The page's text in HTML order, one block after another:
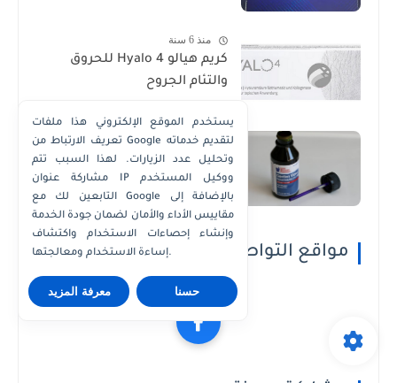
منذ 6 سنة
كريم هيالو 4 Hyalo للحروق
والتئام الجروح
منذ 6 سنة
استخدامات الجنتيانا الزرقاء
(Gentian Violet)
مواقع التواصل الاجتماعي
يستخدم الموقع الإلكتروني هذا ملفات
تعريف الارتباط من Google لتقديم خدماته
وتحليل عدد الزيارات. لهذا السبب تتم
مشاركة عنوان IP ووكيل المستخدم
التابعين لك مع Google بالإضافة إلى
مقاييس الأداء والأمان لضمان جودة الخدمة
وإنشاء إحصاءات الاستخدام واكتشاف
إساءة الاستخدام ومعالجتها.
معرفة المزيد حسنا